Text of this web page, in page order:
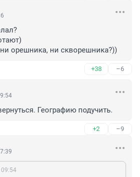
орешника, ни скворешника?))
+38 –6
Географию подучить.
+2 –9